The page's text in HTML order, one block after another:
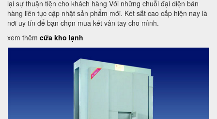
lại sự thuận tiện cho khách hàng Với những chuỗi đại diện bán
hàng liên tục cập nhật sản phẩm mới. Két sắt cao cấp hiện nay là
nơi uy tín để bạn chọn mua két vân tay cho mình.
xem thêm cửa kho lạnh